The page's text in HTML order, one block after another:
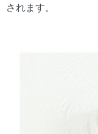
されます。